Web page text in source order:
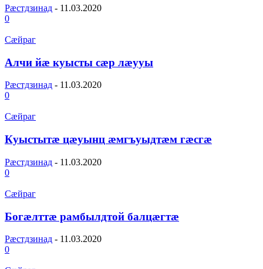
Рæстдзинад - 11.03.2020
0
Сæйраг
Алчи йæ куысты сæр лæууы
Рæстдзинад - 11.03.2020
0
Сæйраг
Куыстытæ цæуынц æмгъуыдтæм гæсгæ
Рæстдзинад - 11.03.2020
0
Сæйраг
Богæлттæ рамбылдтой балцæгтæ
Рæстдзинад - 11.03.2020
0